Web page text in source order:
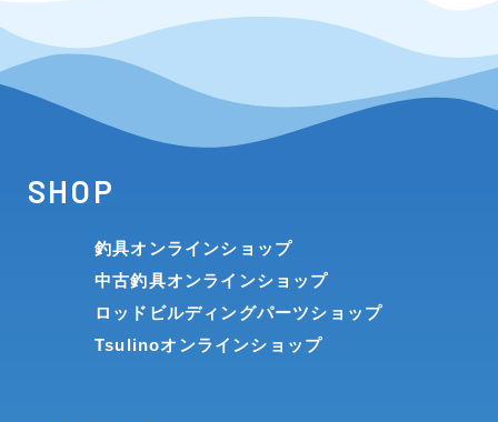
SHOP
釣具オンラインショップ
中古釣具オンラインショップ
ロッドビルディングパーツショップ
Tsulinoオンラインショップ